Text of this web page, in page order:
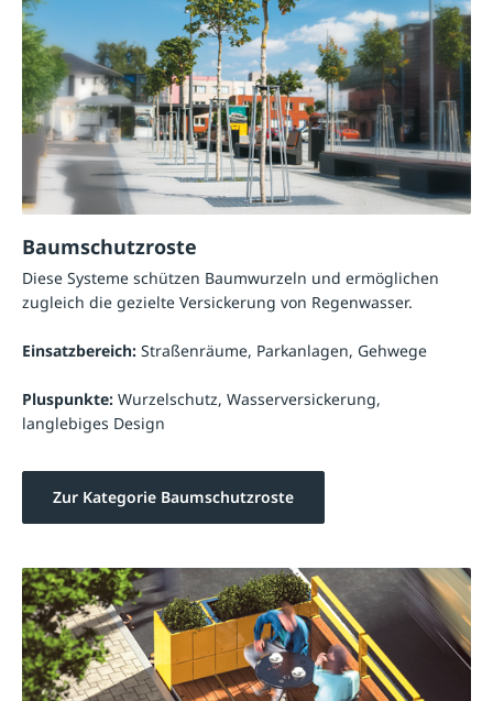
Baumschutzroste
Diese Systeme schützen Baumwurzeln und ermöglichen
zugleich die gezielte Versickerung von Regenwasser.
Einsatzbereich: Straßenräume, Parkanlagen, Gehwege
Pluspunkte: Wurzelschutz, Wasserversickerung,
langlebiges Design
Zur Kategorie Baumschutzroste